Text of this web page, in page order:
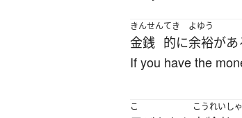
きんせん
金銭
てき
的に
よゆう
余裕があ
If you have the
こ
こうれいしゃ